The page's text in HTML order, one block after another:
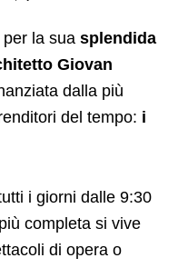
la sua splendida
Giovan
dalla più
del tempo: i
i giorni dalle 9:30
completa si vive
di opera o